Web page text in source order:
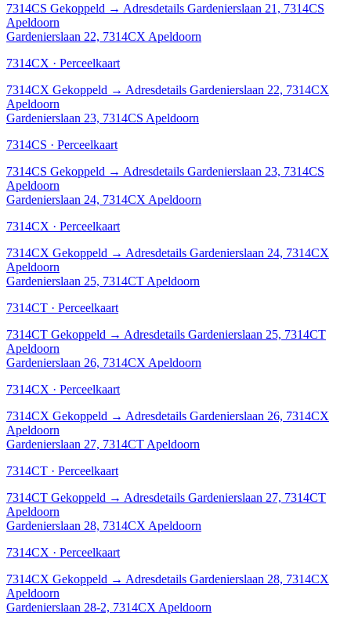
7314CS Gekoppeld → Adresdetails Gardenierslaan 21, 7314CS
Apeldoorn
Gardenierslaan 22, 7314CX Apeldoorn
7314CX · Perceelkaart
7314CX Gekoppeld → Adresdetails Gardenierslaan 22, 7314CX
Apeldoorn
Gardenierslaan 23, 7314CS Apeldoorn
7314CS · Perceelkaart
7314CS Gekoppeld → Adresdetails Gardenierslaan 23, 7314CS
Apeldoorn
Gardenierslaan 24, 7314CX Apeldoorn
7314CX · Perceelkaart
7314CX Gekoppeld → Adresdetails Gardenierslaan 24, 7314CX
Apeldoorn
Gardenierslaan 25, 7314CT Apeldoorn
7314CT · Perceelkaart
7314CT Gekoppeld → Adresdetails Gardenierslaan 25, 7314CT
Apeldoorn
Gardenierslaan 26, 7314CX Apeldoorn
7314CX · Perceelkaart
7314CX Gekoppeld → Adresdetails Gardenierslaan 26, 7314CX
Apeldoorn
Gardenierslaan 27, 7314CT Apeldoorn
7314CT · Perceelkaart
7314CT Gekoppeld → Adresdetails Gardenierslaan 27, 7314CT
Apeldoorn
Gardenierslaan 28, 7314CX Apeldoorn
7314CX · Perceelkaart
7314CX Gekoppeld → Adresdetails Gardenierslaan 28, 7314CX
Apeldoorn
Gardenierslaan 28-2, 7314CX Apeldoorn